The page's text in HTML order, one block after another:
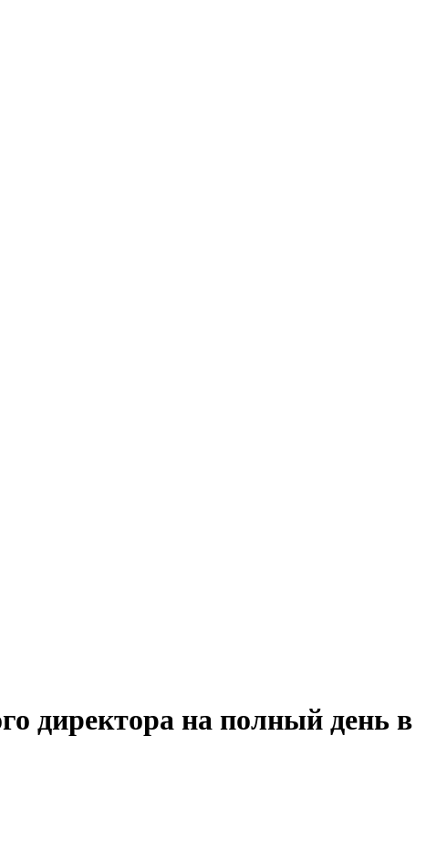
директора на полный день в